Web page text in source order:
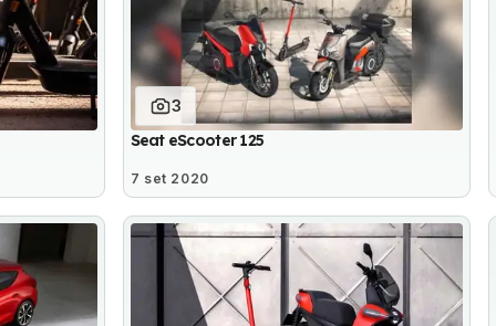
3
Seat eScooter 125
7 set 2020